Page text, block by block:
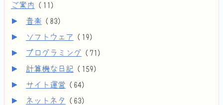
ご案内 ( 11)
音楽 ( 83)
ソフトウェア
( 19)
プログラミング ( 71)
計算機な日記
( 159)
サイト運営 ( 64)
ネットネタ
( 63)